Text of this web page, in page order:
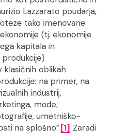
Lazzarato poudarja,
tako imenovane
(tj. ekonomije
kapitala in
klasičnih oblikah
na primer, na
industrij,
mode,
umetniško-
na splošno”.[1] Zaradi